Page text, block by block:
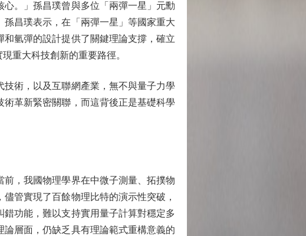
。」孫昌璞曾與多位「兩彈一星」元勳
昌璞表示，在「兩彈一星」等國家重大
氫彈的設計提供了關鍵理論支撐，確立
重大科技創新的重要路徑。
術，以及互聯網產業，無不與量子力學
革新緊密關聯，而這背後正是基礎科學
，我國物理學界在中微子測量、拓撲物
管實現了百餘物理比特的演示性突破，
功能，難以支持實用量子計算對穩定多
層面，仍缺乏具有理論範式重構意義的